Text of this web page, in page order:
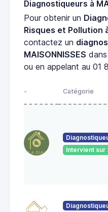
Diagnostiqueurs à
Pour obtenir un
Risques et Pollution
contactez un
MAISONNISSES
ou en appelant au 01
- Catégorie
Intervient sur